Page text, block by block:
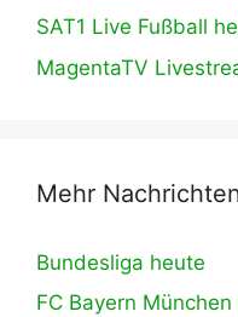
SAT1 Live Fußball
MagentaTV
Mehr
Bundesliga heute
FC Bayern